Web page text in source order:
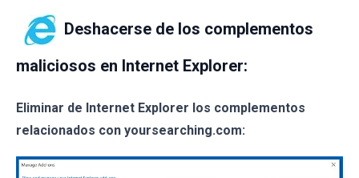
Deshacerse de los complementos
maliciosos en Internet Explorer:
Eliminar de Internet Explorer los complementos
relacionados con yoursearching.com: